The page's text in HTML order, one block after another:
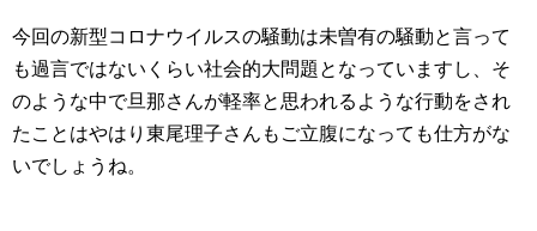
今回の新型コロナウイルスの騒動は未曽有の騒動と言って
も過言ではないくらい社会的大問題となっていますし、そ
のような中で旦那さんが軽率と思われるような行動をされ
たことはやはり東尾理子さんもご立腹になっても仕方がな
いでしょうね。